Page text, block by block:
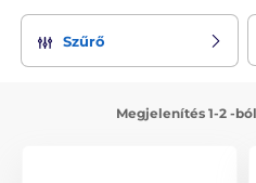
Szűrő
Megjelenítés 1-2 -